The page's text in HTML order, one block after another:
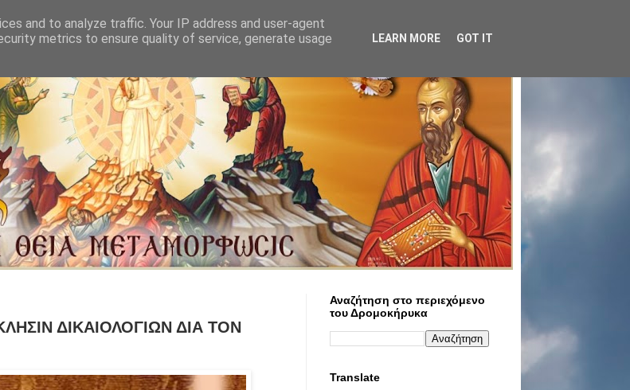
ΔΙΚΑΙΟΛΟΓΙΩΝ ΔΙΑ ΤΟΝ
Αναζήτηση στο περιεχόμενο
του Δρομοκήρυκα
Translate
and to analyze traffic. Your IP address and user-agent
metrics to ensure quality of service, generate usage
LEARN MORE GOT IT